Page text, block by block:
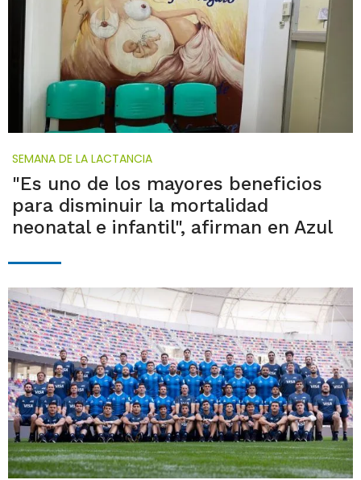
SEMANA DE LA LACTANCIA
"Es uno de los mayores beneficios
para disminuir la mortalidad
neonatal e infantil", afirman en Azul